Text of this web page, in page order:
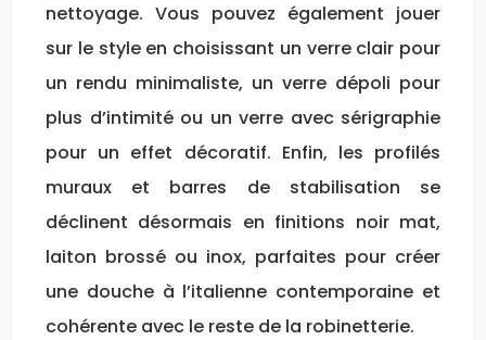
nettoyage. Vous pouvez également jouer
sur le style en choisissant un verre clair pour
un rendu minimaliste, un verre dépoli pour
plus d’intimité ou un verre avec sérigraphie
pour un effet décoratif. Enfin, les profilés
muraux et barres de stabilisation se
déclinent désormais en finitions noir mat,
laiton brossé ou inox, parfaites pour créer
une douche à l’italienne contemporaine et
cohérente avec le reste de la robinetterie.